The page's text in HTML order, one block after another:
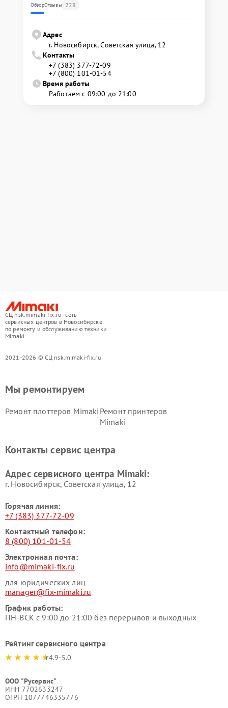
ОбзорОтзывы 228
Адрес
г. Новосибирск, Советская улица, 12
Контакты
+7 (383) 377-72-09
+7 (800) 101-01-54
Время работы
Работаем с 09:00 до 21:00
СЦ nsk.mimaki-fix.ru - сеть
сервисных центров в Новосибирске
по ремонту и обслуживанию техники
Mimaki
2021-2026 © СЦ nsk.mimaki-fix.ru
Мы ремонтируем
Ремонт плоттеров Mimaki Ремонт принтеров
Mimaki
Контакты сервис центра
Адрес сервисного центра Mimaki:
г. Новосибирск, Советская улица, 12
Горячая линия:
+7 (383) 377-72-09
Контактный телефон:
8 (800) 101-01-54
Электронная почта:
info@mimaki-fix.ru
для юридических лиц
manager@fix-mimaki.ru
График работы:
ПН-ВСК с 9:00 до 21:00 без перерывов и выходных
Рейтинг сервисного центра
4.9-5.0
ООО "Русервис"
ИНН 7702633247
ОГРН 1077746335776